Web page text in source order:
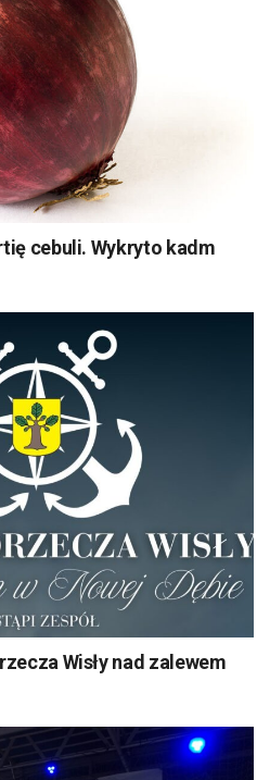
cebuli. Wykryto kadm
Wisły nad zalewem